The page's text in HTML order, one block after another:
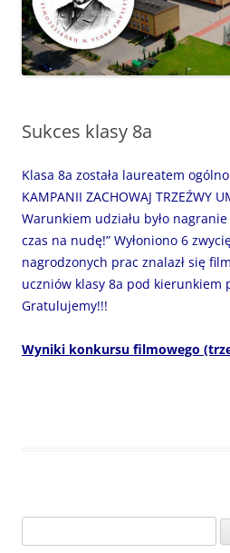
Sukces klasy 8a
Klasa 8a została laureatem
KAMPANII ZACHOWAJ TRZEŹWY
Warunkiem udziału było
czas na nudę!” Wyłoniono 6
nagrodzonych prac znalazł się
uczniów klasy 8a pod kierunkiem
Gratulujemy!!!
Wyniki konkursu filmowego